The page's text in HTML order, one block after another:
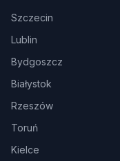
Szczecin
Lublin
Bydgoszcz
Białystok
Rzeszów
Toruń
Kielce